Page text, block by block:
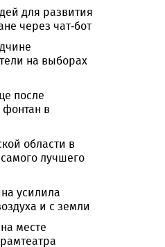
для развития
через чат-бот
на выборах
после
в
области в
лучшего
усилила
и с земли
месте